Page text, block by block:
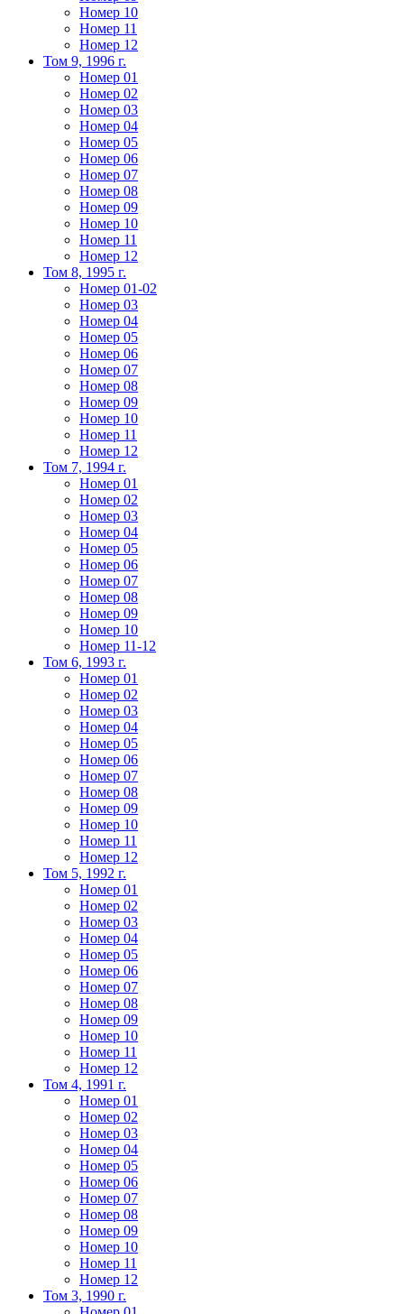
Номер 10
Номер 11
Номер 12
Том 9, 1996 г.
Номер 01
Номер 02
Номер 03
Номер 04
Номер 05
Номер 06
Номер 07
Номер 08
Номер 09
Номер 10
Номер 11
Номер 12
Том 8, 1995 г.
Номер 01-02
Номер 03
Номер 04
Номер 05
Номер 06
Номер 07
Номер 08
Номер 09
Номер 10
Номер 11
Номер 12
Том 7, 1994 г.
Номер 01
Номер 02
Номер 03
Номер 04
Номер 05
Номер 06
Номер 07
Номер 08
Номер 09
Номер 10
Номер 11-12
Том 6, 1993 г.
Номер 01
Номер 02
Номер 03
Номер 04
Номер 05
Номер 06
Номер 07
Номер 08
Номер 09
Номер 10
Номер 11
Номер 12
Том 5, 1992 г.
Номер 01
Номер 02
Номер 03
Номер 04
Номер 05
Номер 06
Номер 07
Номер 08
Номер 09
Номер 10
Номер 11
Номер 12
Том 4, 1991 г.
Номер 01
Номер 02
Номер 03
Номер 04
Номер 05
Номер 06
Номер 07
Номер 08
Номер 09
Номер 10
Номер 11
Номер 12
Том 3, 1990 г.